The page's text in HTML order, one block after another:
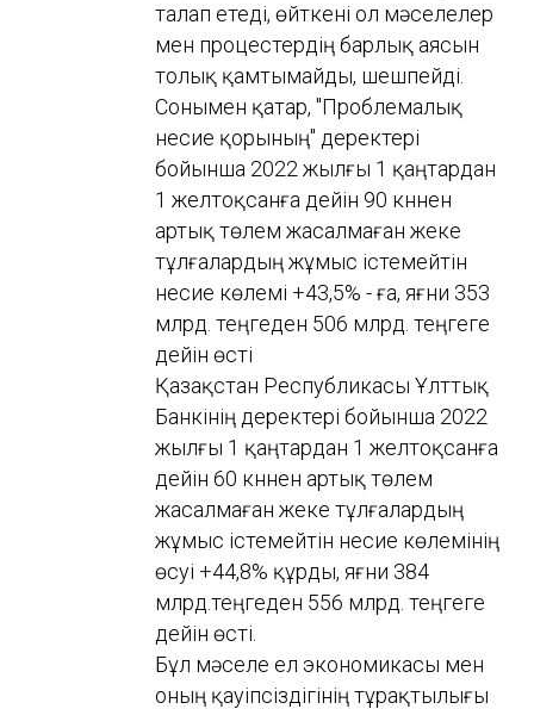
талап етеді, өйткені ол мәселелер
мен процестердің барлық аясын
толық қамтымайды, шешпейді.
Сонымен қатар, "Проблемалық
несие қорының" деректері
бойынша 2022 жылғы 1 қаңтардан
1 желтоқсанға дейін 90 күннен
артық төлем жасалмаған жеке
тұлғалардың жұмыс істемейтін
несие көлемі +43,5% - ға, яғни 353
млрд. теңгеден 506 млрд. теңгеге
дейін өсті
Қазақстан Республикасы Ұлттық
Банкінің деректері бойынша 2022
жылғы 1 қаңтардан 1 желтоқсанға
дейін 60 күннен артық төлем
жасалмаған жеке тұлғалардың
жұмыс істемейтін несие көлемінің
өсуі +44,8% құрды, яғни 384
млрд.теңгеден 556 млрд. теңгеге
дейін өсті.
Бұл мәселе ел экономикасы мен
оның қауіпсіздігінің тұрақтылығы